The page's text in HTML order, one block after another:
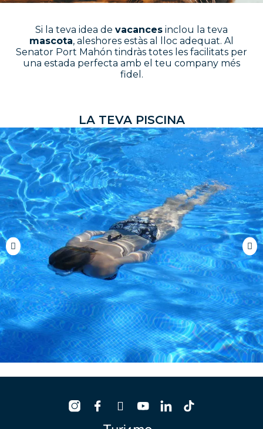
Si la teva idea de vacances inclou la teva
mascota, aleshores estàs al lloc adequat. Al
Senator Port Mahón tindràs totes les facilitats per
una estada perfecta amb el teu company més
fidel.
LA TEVA PISCINA